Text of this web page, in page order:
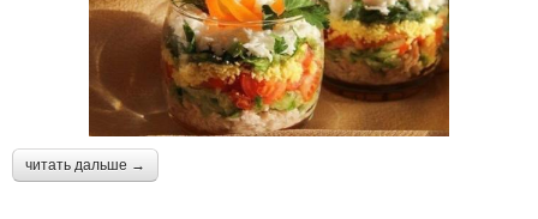
читать дальше →